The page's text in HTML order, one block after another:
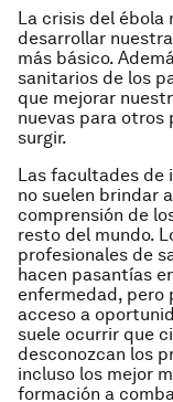
La crisis del ébola
desarrollar
más básico.
sanitarios de los
que mejorar
nuevas para otros
surgir.
Las facultades de
no suelen brindar
comprensión de
resto del mundo.
profesionales de
hacen pasantías
enfermedad, pero
acceso a
suele ocurrir que
desconozcan los
incluso los mejor
formación a